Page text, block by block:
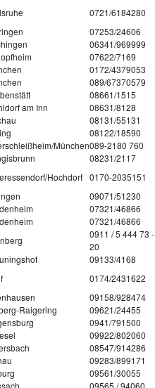
0721/6184280
07253/24606
06341/969999
07622/7169
0172/4379053
089/67370579
08661/1515
am Inn
08631/8128
08131/55131
08122/18590
München089-2180 760
08231/2117
Hochdorf
0170-2035151
09071/51230
07321/46866
07321/46866
0911 / 5 444 73 -
20
09133/4168
0174/2431622
09158/928474
Raigering
09621/24455
0941/791500
09922/802060
08547/914286
09283/899171
09561/30055
09565 / 94060